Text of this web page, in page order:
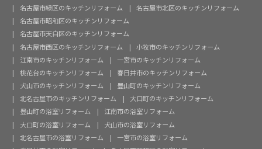
名古屋市緑区のキッチンリフォーム
名古屋市北区のキッチンリフォーム
名古屋市昭和区のキッチンリフォーム
名古屋市天白区のキッチンリフォーム
名古屋市西区のキッチンリフォーム
小牧市のキッチンリフォーム
江南市のキッチンリフォーム
一宮市のキッチンリフォーム
桃花台のキッチンリフォーム
春日井市のキッチンリフォーム
犬山市のキッチンリフォーム
豊山町のキッチンリフォーム
北名古屋市のキッチンリフォーム
大口町のキッチンリフォーム
豊山町の浴室リフォーム
江南市の浴室リフォーム
大口町の浴室リフォーム
犬山市の浴室リフォーム
北名古屋市の浴室リフォーム
一宮市の浴室リフォーム